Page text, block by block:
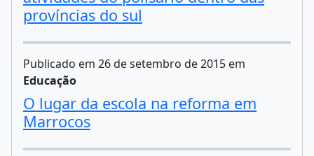
províncias do sul
Publicado em 26 de setembro de 2015 em
Educação
O lugar da escola na reforma em
Marrocos